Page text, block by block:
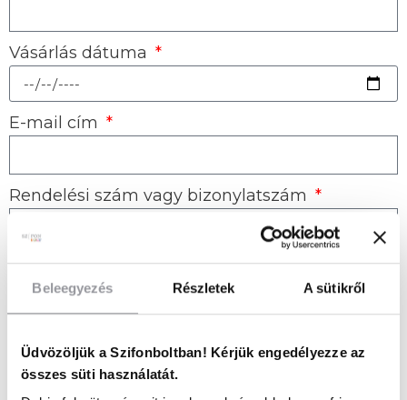
Beleegyezés Részletek A sütikről
Üdvözöljük a Szifonboltban! Kérjük engedélyezze az
összes süti használatát.
Vásárlás dátuma
E-mail cím
Rendelési szám vagy bizonylatszám
Visszaküldés vagy csere?
Visszaküldés
Csere
Visszaküldés módja
Én küldöm vissza
Küldjenek érte futárt